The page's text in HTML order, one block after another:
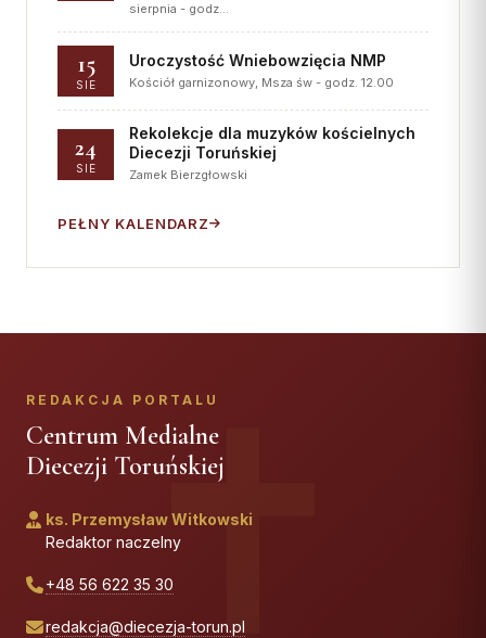
sierpnia - godz…
15
SIE
Uroczystość Wniebowzięcia NMP
Kościół garnizonowy, Msza św - godz. 12.00
24
SIE
Rekolekcje dla muzyków kościelnych
Diecezji Toruńskiej
Zamek Bierzgłowski
PEŁNY KALENDARZ
REDAKCJA PORTALU
Centrum Medialne
Diecezji Toruńskiej
ks. Przemysław Witkowski
Redaktor naczelny
+48 56 622 35 30
redakcja@diecezja-torun.pl